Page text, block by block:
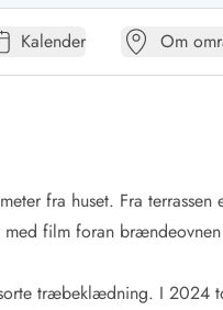
Kalender Om
fra huset. Fra terrassen
film foran
træbeklædning. I 2024